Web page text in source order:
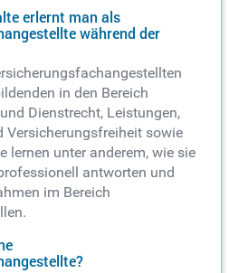
erlernt man als
während der
in den Bereich
Dienstrecht, Leistungen,
Versicherungsfreiheit sowie
lernen unter anderem, wie sie
antworten und
im Bereich